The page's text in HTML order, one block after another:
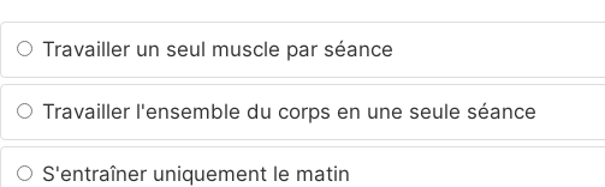
Travailler un seul muscle par séance
Travailler l'ensemble du corps en une seule séance
S'entraîner uniquement le matin